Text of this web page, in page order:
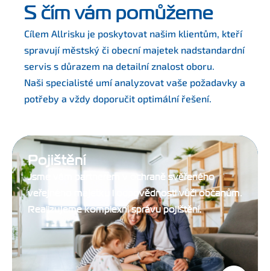
S čím vám pomůžeme
Cílem Allrisku je poskytovat našim klientům, kteří
spravují městský či obecní majetek nadstandardní
servis s důrazem na detailní znalost oboru.
Naši specialisté umí analyzovat vaše požadavky a
potřeby a vždy doporučit optimální řešení.
Pojištění
Jsme vám partnerem v ochraně svěřeného
veřejného majetku i odpovědnosti vůči občanům.
Realizujeme komplexní správu pojištění.